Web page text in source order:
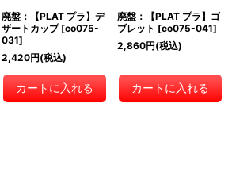
廃盤：【PLAT プラ】デ
ザートカップ [co075-
031]
2,420円(税込)
カートに入れる
廃盤：【PLAT プラ】ゴ
ブレット [co075-041]
2,860円(税込)
カートに入れる